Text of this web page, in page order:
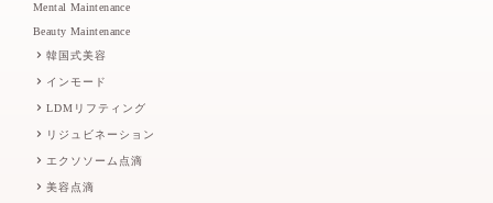
Mental Maintenance
Beauty Maintenance
韓国式美容
インモード
LDMリフティング
リジュビネーション
エクソソーム点滴
美容点滴